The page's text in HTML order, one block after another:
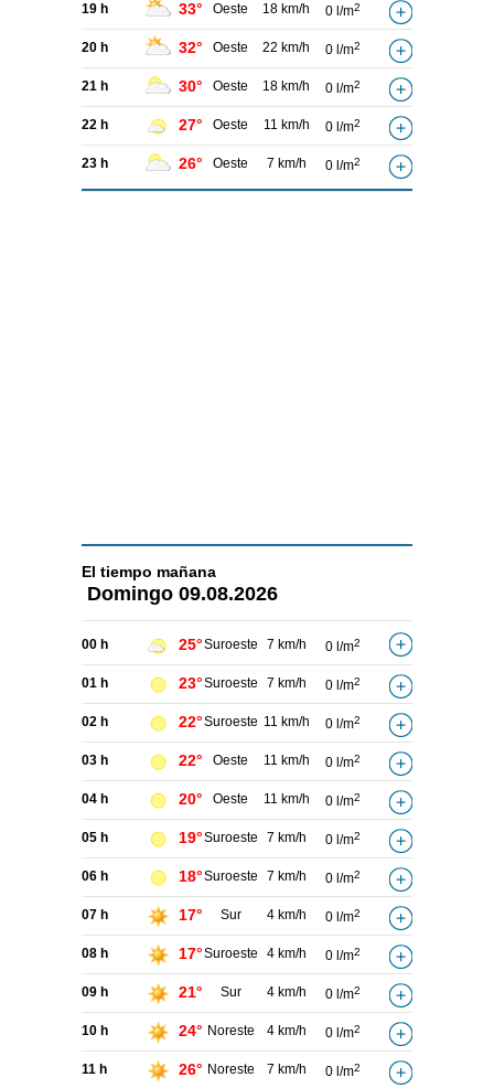
19 h 33° Oeste 18 km/h 0 l/m2
20 h 32° Oeste 22 km/h 0 l/m2
21 h 30° Oeste 18 km/h 0 l/m2
22 h 27° Oeste 11 km/h 0 l/m2
23 h 26° Oeste 7 km/h 0 l/m2
El tiempo mañana
Domingo 09.08.2026
00 h 25°Suroeste 7 km/h 0 l/m2
01 h 23°Suroeste 7 km/h 0 l/m2
02 h 22°Suroeste 11 km/h 0 l/m2
03 h 22° Oeste 11 km/h 0 l/m2
04 h 20° Oeste 11 km/h 0 l/m2
05 h 19°Suroeste 7 km/h 0 l/m2
06 h 18°Suroeste 7 km/h 0 l/m2
07 h 17° Sur 4 km/h 0 l/m2
08 h 17°Suroeste 4 km/h 0 l/m2
09 h 21° Sur 4 km/h 0 l/m2
10 h 24° Noreste 4 km/h 0 l/m2
11 h 26° Noreste 7 km/h 0 l/m2